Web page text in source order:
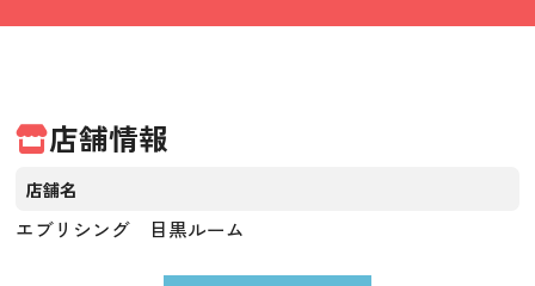
店舗情報
店舗名
エブリシング 目黒ルーム